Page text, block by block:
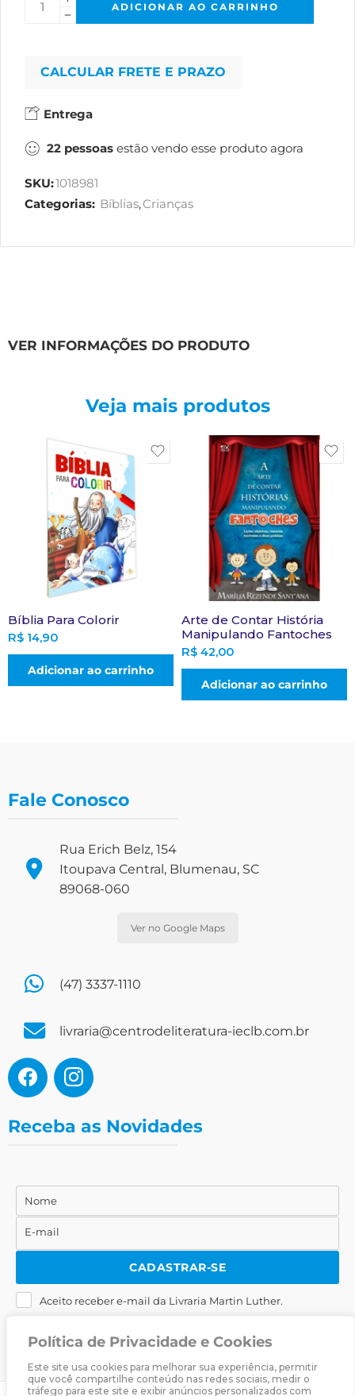
Política de Privacidade e Cookies
Este site usa cookies para melhorar sua experiência, permitir
que você compartilhe conteúdo nas redes sociais, medir o
tráfego para este site e exibir anúncios personalizados com
ADICIONAR AO CARRINHO
CALCULAR FRETE E PRAZO
Entrega
22 pessoas estão vendo esse produto agora
SKU:1018981
Categorias: Bíblias,Crianças
VER INFORMAÇÕES DO PRODUTO
Veja mais produtos
Bíblia Para Colorir
R$ 14,90
Adicionar ao carrinho
Arte de Contar História
Manipulando Fantoches
R$ 42,00
Adicionar ao carrinho
Fale Conosco
Rua Erich Belz, 154
Itoupava Central, Blumenau, SC
89068-060
Ver no Google Maps
(47) 3337-1110
livraria@centrodeliteratura-ieclb.com.br
Receba as Novidades
Nome
Nome
E-
mail
E-mail
CADASTRAR-SE
Aceito receber e-mail da Livraria Martin Luther.